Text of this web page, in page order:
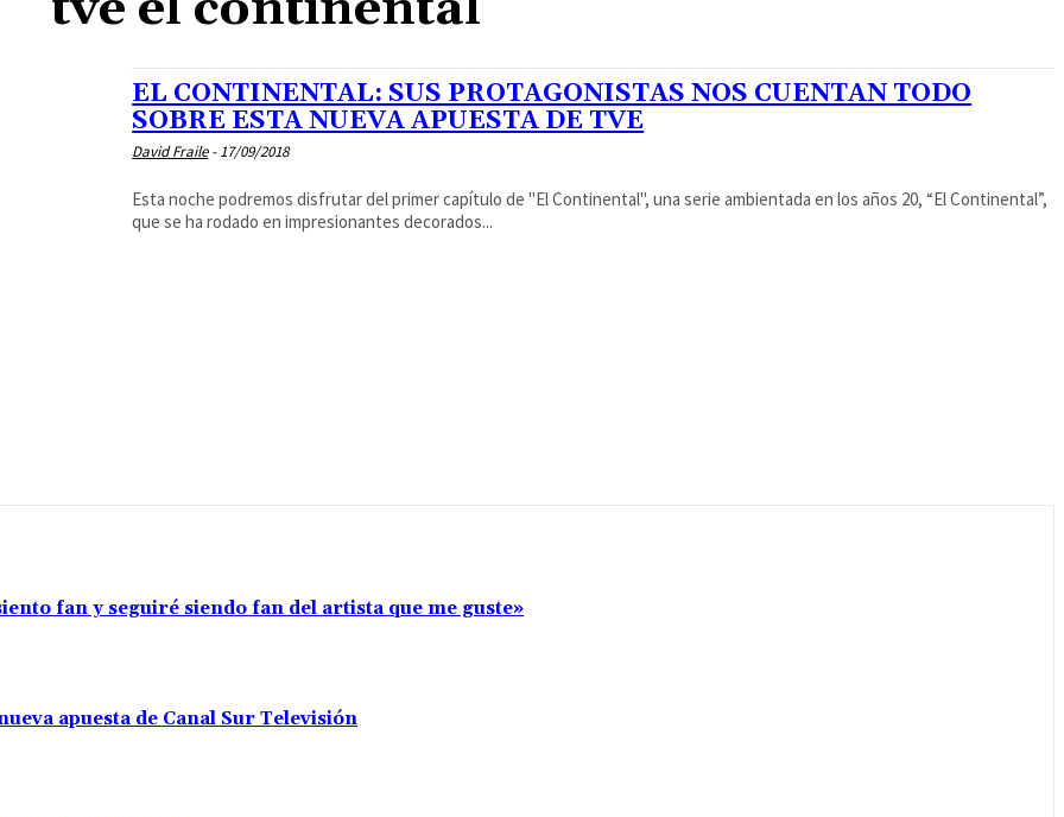
EL CONTINENTAL: SUS PROTAGONISTAS NOS CUENTAN TODO
SOBRE ESTA NUEVA APUESTA DE TVE
David Fraile - 17/09/2018
Esta noche podremos disfrutar del primer capítulo de "El Continental", una serie ambientada en los años 20, “El Continental”,
que se ha rodado en impresionantes decorados...
fan y seguiré siendo fan del artista que me guste»
apuesta de Canal Sur Televisión